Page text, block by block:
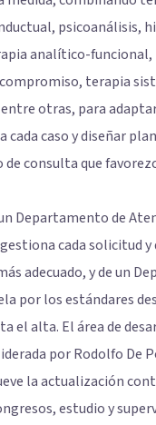
psicoanálisis,
analítico-funcional,
terapia
otras, para
cada caso y diseñar
consulta que
Departamento de
cada solicitud y
adecuado, y de un
por los estándares
el alta. El área de
por Rodolfo De
la actualización
estudio y